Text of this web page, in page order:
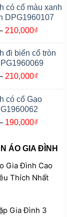
từ
120,000₫
đến
có cổ màu xanh
DPG1960107
210,000₫Khoảng
từ
120,000₫
đến
đi biển cổ tròn
210,000₫Khoảng
từ
120,000₫
đến
có cổ Gạo
190,000₫Khoảng
từ
120,000₫
đến
190,000₫
ÁO GIA ĐÌNH
Gia Đình Cao
Thích Nhất
Gia Đình 3